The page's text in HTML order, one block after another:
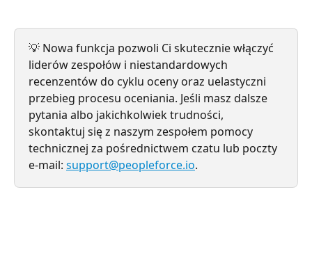
💡 Nowa funkcja pozwoli Ci skutecznie włączyć
liderów zespołów i niestandardowych
recenzentów do cyklu oceny oraz uelastyczni
przebieg procesu oceniania. Jeśli masz dalsze
pytania albo jakichkolwiek trudności,
skontaktuj się z naszym zespołem pomocy
technicznej za pośrednictwem czatu lub poczty
e-mail: support@peopleforce.io.